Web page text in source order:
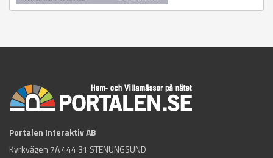
Portalen Interaktiv AB
Kyrkvägen 7A 444 31 STENUNGSUND